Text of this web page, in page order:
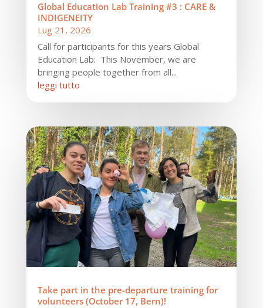
Global Education Lab Training #3 : CARE &
INDIGENEITY
Lug 21, 2026
Call for participants for this years Global
Education Lab: This November, we are
bringing people together from all...
leggi tutto
Take part in the pre-departure training for
volunteers (October 17, Bern)!